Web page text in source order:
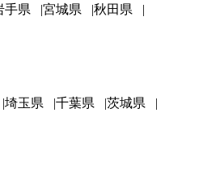
手県 宮城県
秋田県
埼玉県 千葉県
茨城県